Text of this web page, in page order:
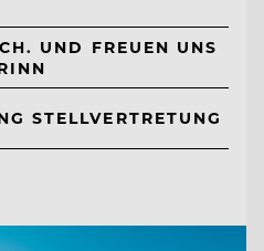
UND FREUEN UNS
STELLVERTRETUNG